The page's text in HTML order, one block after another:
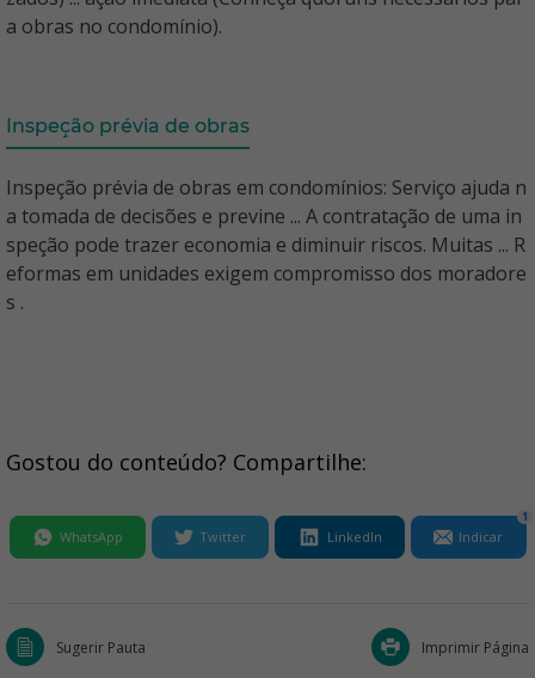
a obras no condomínio).
Inspeção prévia de obras
Inspeção prévia de obras em condomínios: Serviço ajuda n
a tomada de decisões e previne ... A contratação de uma in
speção pode trazer economia e diminuir riscos. Muitas ... R
eformas em unidades exigem compromisso dos moradore
s .
Gostou do conteúdo? Compartilhe:
WhatsApp Twitter LinkedIn Indicar
1
Sugerir Pauta Imprimir Página